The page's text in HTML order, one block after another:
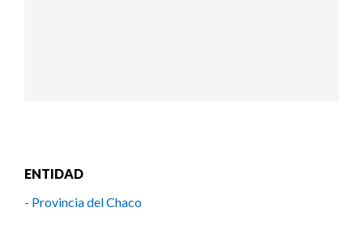
ENTIDAD
- Provincia del Chaco